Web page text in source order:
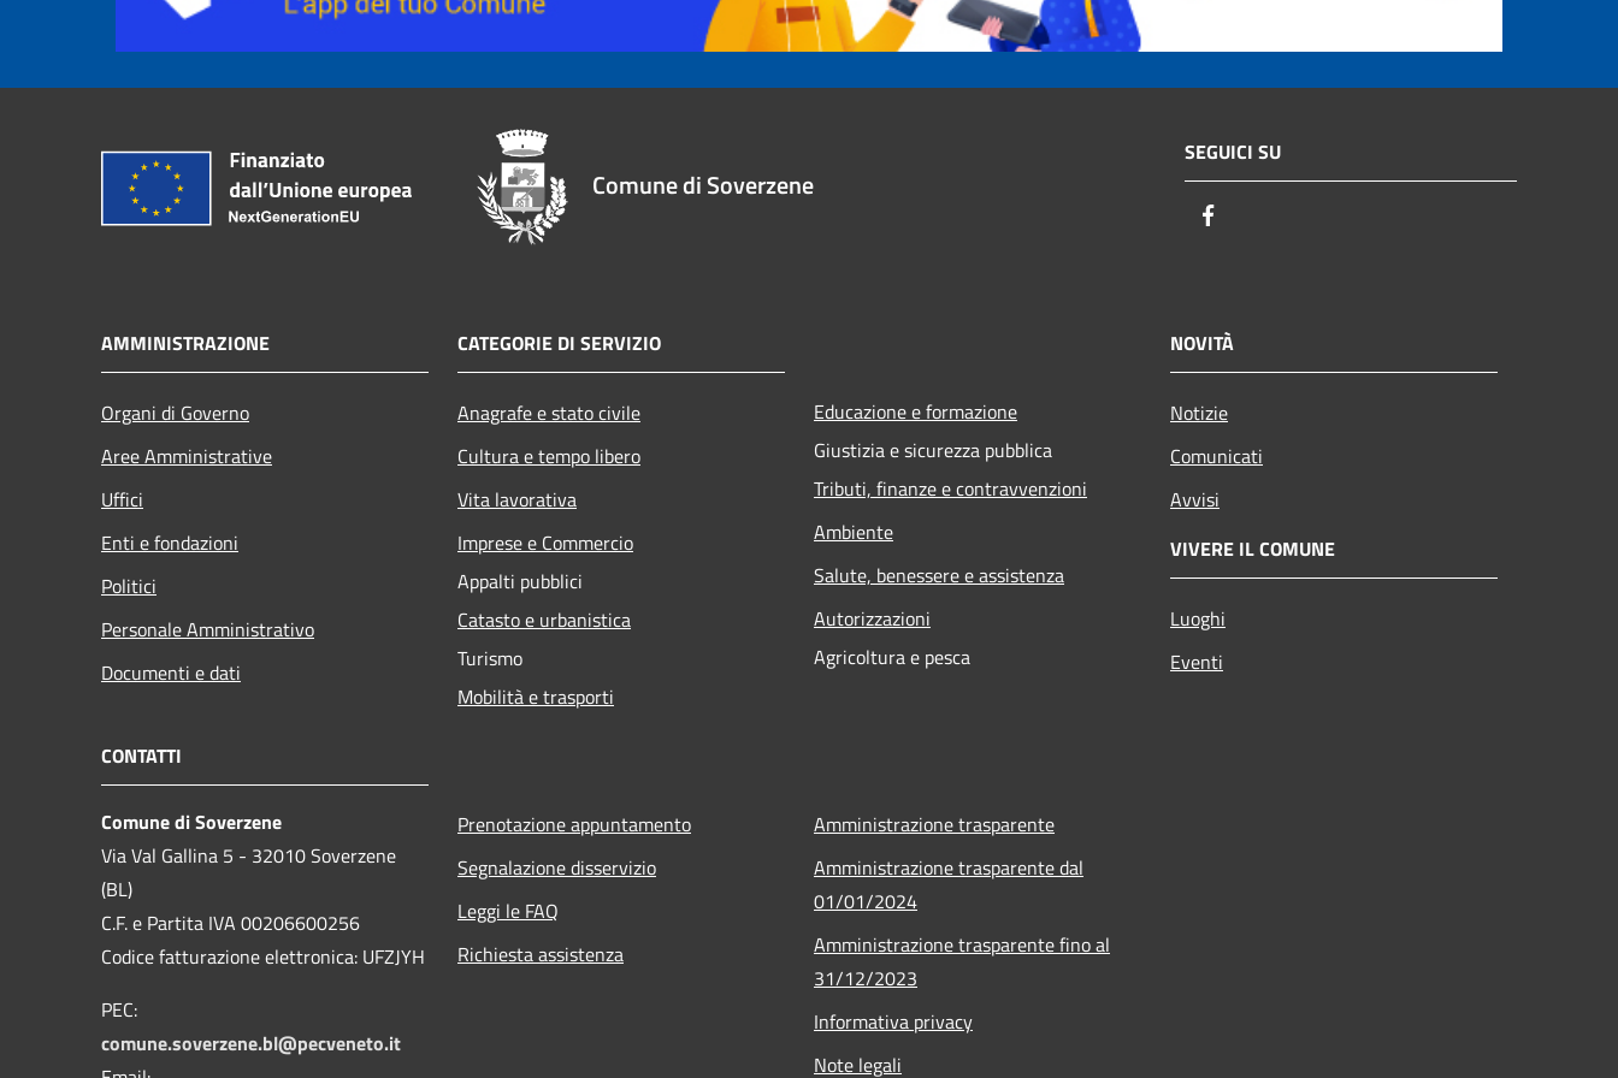
Comune di Soverzene
SEGUICI SU
AMMINISTRAZIONE
Organi di Governo
Aree Amministrative
Uffici
Enti e fondazioni
Politici
Personale Amministrativo
Documenti e dati
CATEGORIE DI SERVIZIO
Anagrafe e stato civile
Cultura e tempo libero
Vita lavorativa
Imprese e Commercio
Appalti pubblici
Catasto e urbanistica
Turismo
Mobilità e trasporti
Educazione e formazione
Giustizia e sicurezza pubblica
Tributi, finanze e contravvenzioni
Ambiente
Salute, benessere e assistenza
Autorizzazioni
Agricoltura e pesca
NOVITÀ
Notizie
Comunicati
Avvisi
VIVERE IL COMUNE
Luoghi
Eventi
CONTATTI
Comune di Soverzene
Via Val Gallina 5 - 32010 Soverzene
(BL)
C.F. e Partita IVA 00206600256
Codice fatturazione elettronica: UFZJYH
PEC:
comune.soverzene.bl@pecveneto.it
Prenotazione appuntamento
Segnalazione disservizio
Leggi le FAQ
Richiesta assistenza
Amministrazione trasparente
Amministrazione trasparente dal
01/01/2024
Amministrazione trasparente fino al
31/12/2023
Informativa privacy
Note legali